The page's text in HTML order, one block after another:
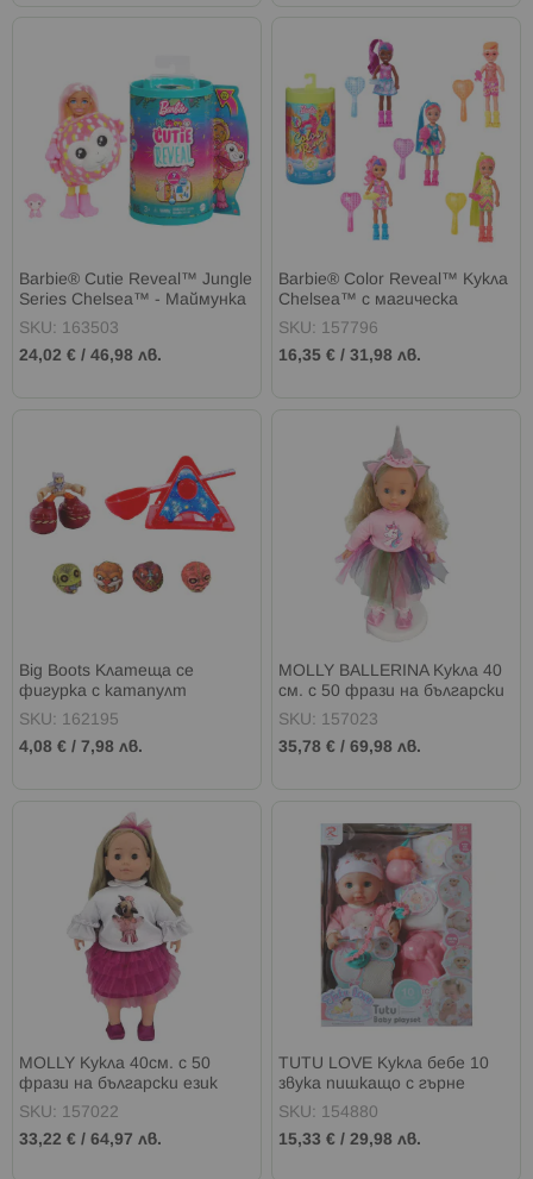
Barbie® Cutie Reveal™ Jungle
Series Chelsea™ - Маймунка
- изненада
SKU: 163503
24,02 € / 46,98 лв.
Barbie® Color Reveal™ Кукла
Chelsea™ с магическа
трансформация - неонови
SKU: 157796
16,35 € /31,98 лв.
Big Boots Клатеща се
фигурка с катапулт
SKU: 162195
4,08 € / 7,98 лв.
MOLLY BALLERINA Кукла 40
см. с 50 фрази на български
език
SKU: 157023
35,78 € /69,98 лв.
MOLLY Кукла 40см. с 50
фрази на български език
SKU: 157022
33,22 € / 64,97 лв.
TUTU LOVE Кукла бебе 10
звука пишкащо с гърне
SKU: 154880
15,33 € /29,98 лв.